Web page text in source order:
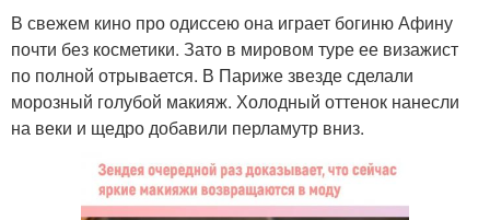
В свежем кино про одиссею она играет богиню Афину
почти без косметики. Зато в мировом туре ее визажист
по полной отрывается. В Париже звезде сделали
морозный голубой макияж. Холодный оттенок нанесли
на веки и щедро добавили перламутр вниз.